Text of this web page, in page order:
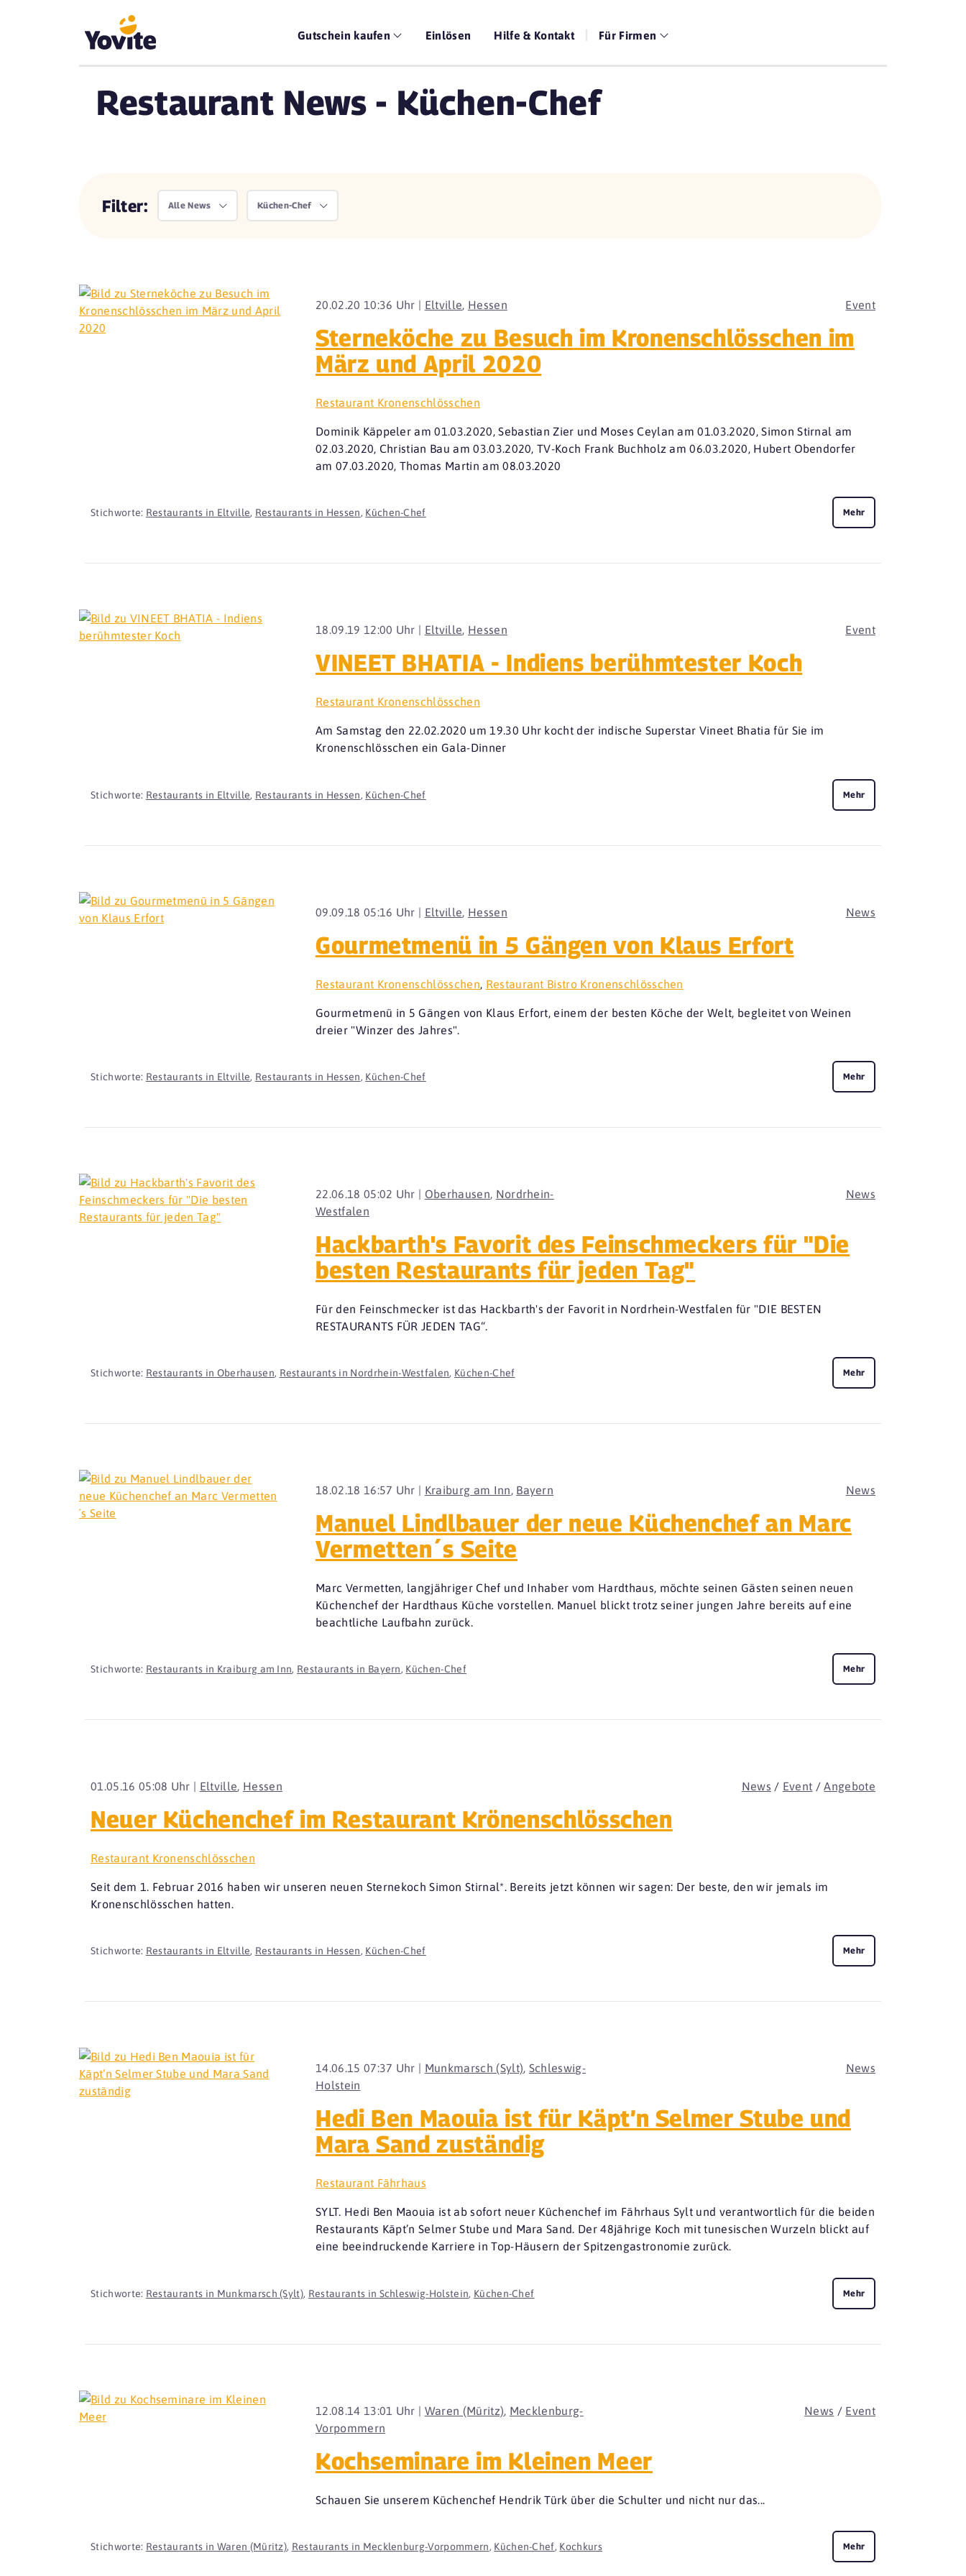
Gutschein kaufen Einlösen Hilfe & Kontakt Für Firmen
Restaurant News - Küchen-Chef
Filter: Alle News Küchen-Chef
20.02.20 10:36 Uhr | Eltville, Hessen Event
Sterneköche zu Besuch im Kronenschlösschen im
März und April 2020
Restaurant Kronenschlösschen
Dominik Käppeler am 01.03.2020, Sebastian Zier und Moses Ceylan am 01.03.2020, Simon Stirnal am
02.03.2020, Christian Bau am 03.03.2020, TV-Koch Frank Buchholz am 06.03.2020, Hubert Obendorfer
am 07.03.2020, Thomas Martin am 08.03.2020
Stichworte: Restaurants in Eltville, Restaurants in Hessen, Küchen-Chef Mehr
18.09.19 12:00 Uhr | Eltville, Hessen Event
VINEET BHATIA - Indiens berühmtester Koch
Restaurant Kronenschlösschen
Am Samstag den 22.02.2020 um 19.30 Uhr kocht der indische Superstar Vineet Bhatia für Sie im
Kronenschlösschen ein Gala-Dinner
Stichworte: Restaurants in Eltville, Restaurants in Hessen, Küchen-Chef Mehr
09.09.18 05:16 Uhr | Eltville, Hessen News
Gourmetmenü in 5 Gängen von Klaus Erfort
Restaurant Kronenschlösschen, Restaurant Bistro Kronenschlösschen
Gourmetmenü in 5 Gängen von Klaus Erfort, einem der besten Köche der Welt, begleitet von Weinen
dreier "Winzer des Jahres".
Stichworte: Restaurants in Eltville, Restaurants in Hessen, Küchen-Chef Mehr
22.06.18 05:02 Uhr | Oberhausen, Nordrhein-
Westfalen
News
Hackbarth's Favorit des Feinschmeckers für "Die
besten Restaurants für jeden Tag"
Für den Feinschmecker ist das Hackbarth's der Favorit in Nordrhein-Westfalen für "DIE BESTEN
RESTAURANTS FÜR JEDEN TAG“.
Stichworte: Restaurants in Oberhausen, Restaurants in Nordrhein-Westfalen, Küchen-Chef Mehr
18.02.18 16:57 Uhr | Kraiburg am Inn, Bayern News
Manuel Lindlbauer der neue Küchenchef an Marc
Vermetten´s Seite
Marc Vermetten, langjähriger Chef und Inhaber vom Hardthaus, möchte seinen Gästen seinen neuen
Küchenchef der Hardthaus Küche vorstellen. Manuel blickt trotz seiner jungen Jahre bereits auf eine
beachtliche Laufbahn zurück.
Stichworte: Restaurants in Kraiburg am Inn, Restaurants in Bayern, Küchen-Chef Mehr
01.05.16 05:08 Uhr | Eltville, Hessen News / Event /Angebote
Neuer Küchenchef im Restaurant Krönenschlösschen
Restaurant Kronenschlösschen
Seit dem 1. Februar 2016 haben wir unseren neuen Sternekoch Simon Stirnal*. Bereits jetzt können wir sagen: Der beste, den wir jemals im
Kronenschlösschen hatten.
Stichworte: Restaurants in Eltville, Restaurants in Hessen, Küchen-Chef Mehr
14.06.15 07:37 Uhr | Munkmarsch (Sylt), Schleswig-
Holstein
News
Hedi Ben Maouia ist für Käpt’n Selmer Stube und
Mara Sand zuständig
Restaurant Fährhaus
SYLT. Hedi Ben Maouia ist ab sofort neuer Küchenchef im Fährhaus Sylt und verantwortlich für die beiden
Restaurants Käpt’n Selmer Stube und Mara Sand. Der 48jährige Koch mit tunesischen Wurzeln blickt auf
eine beeindruckende Karriere in Top-Häusern der Spitzengastronomie zurück.
Stichworte: Restaurants in Munkmarsch (Sylt), Restaurants in Schleswig-Holstein, Küchen-Chef Mehr
12.08.14 13:01 Uhr | Waren (Müritz), Mecklenburg-
Vorpommern
News / Event
Kochseminare im Kleinen Meer
Schauen Sie unserem Küchenchef Hendrik Türk über die Schulter und nicht nur das...
Stichworte: Restaurants in Waren (Müritz), Restaurants in Mecklenburg-Vorpommern, Küchen-Chef, Kochkurs Mehr